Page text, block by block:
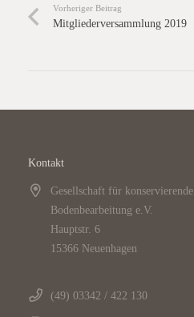
Vorheriger Beitrag
Mitgliederversammlung 2019
Kontakt
Gesellschaft für konservierende
Bodenbearbeitung e.V.
Hauptstr. 6
15366 Neuenhagen
(49) 03342 / 422 130